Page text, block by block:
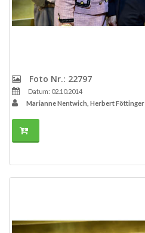
Foto Nr.: 22797
Datum: 02.10.2014
Marianne Nentwich, Herbert Föttinger